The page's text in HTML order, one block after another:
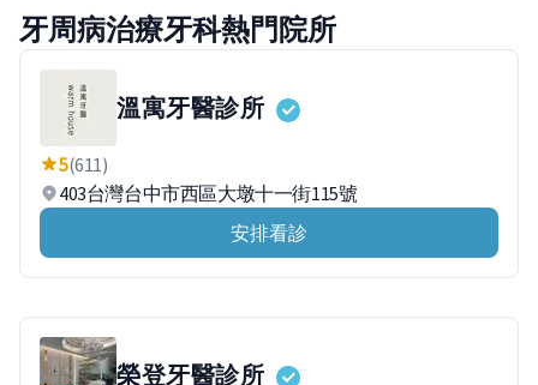
牙周病治療牙科熱門院所
溫寓牙醫診所
5(611)
403台灣台中市西區大墩十一街115號
安排看診
榮登牙醫診所